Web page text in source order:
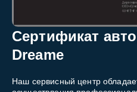
Сертификат
Dreame
Наш сервисный центр